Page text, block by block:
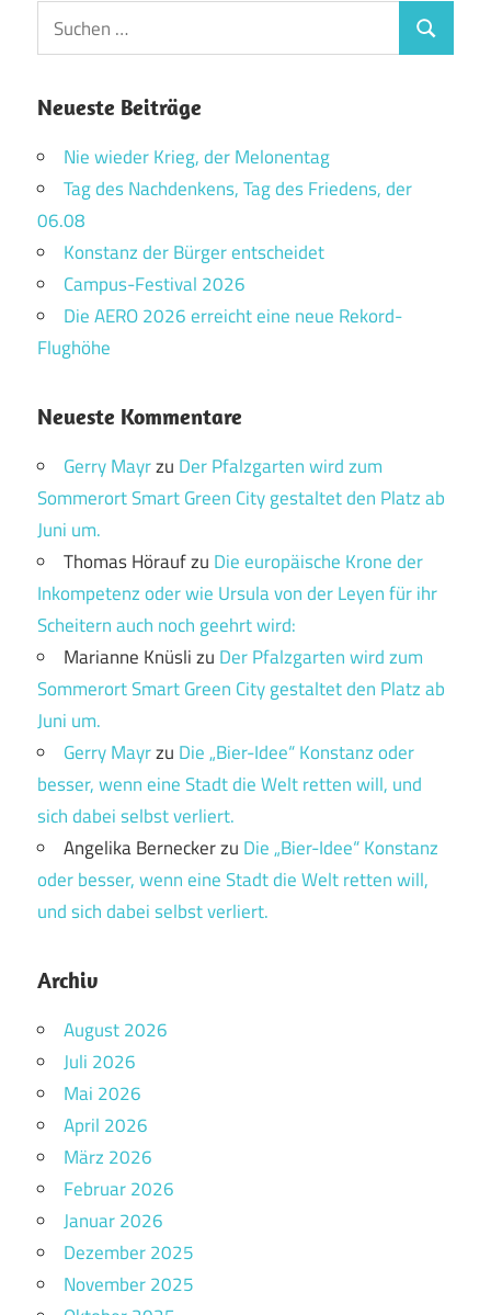
Suchen
nach:
Suchen
Neueste Beiträge
Nie wieder Krieg, der Melonentag
Tag des Nachdenkens, Tag des Friedens, der
06.08
Konstanz der Bürger entscheidet
Campus-Festival 2026
Die AERO 2026 erreicht eine neue Rekord-
Flughöhe
Neueste Kommentare
Gerry Mayrzu Der Pfalzgarten wird zum
Sommerort Smart Green City gestaltet den Platz ab
Juni um.
Thomas Höraufzu Die europäische Krone der
Inkompetenz oder wie Ursula von der Leyen für ihr
Scheitern auch noch geehrt wird:
Marianne Knüslizu Der Pfalzgarten wird zum
Sommerort Smart Green City gestaltet den Platz ab
Juni um.
Gerry Mayrzu Die „Bier-Idee“ Konstanz oder
besser, wenn eine Stadt die Welt retten will, und
sich dabei selbst verliert.
Angelika Berneckerzu Die „Bier-Idee“ Konstanz
oder besser, wenn eine Stadt die Welt retten will,
und sich dabei selbst verliert.
Archiv
August 2026
Juli 2026
Mai 2026
April 2026
März 2026
Februar 2026
Januar 2026
Dezember 2025
November 2025